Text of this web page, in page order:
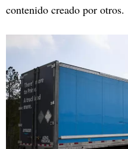
contenido creado por otros.